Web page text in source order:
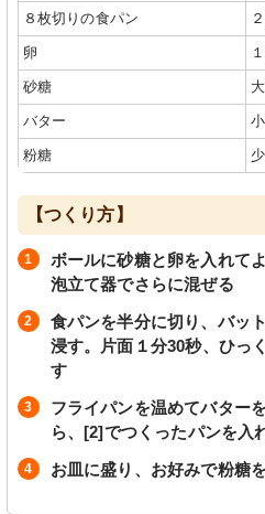
８枚切りの食パン
卵
砂糖
バター
粉糖
【つくり方】
ボールに砂糖と卵を入れて
泡立て器でさらに混ぜる
食パンを半分に切り、バッ
浸す。片面１分30秒、ひっ
す
フライパンを温めてバター
ら、[2]でつくったパンを入
お皿に盛り、お好みで粉糖